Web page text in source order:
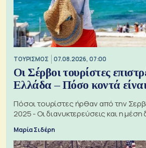
ΤΟΥΡΙΣΜΟΣ 07.08.2026, 07:00
Οι Σέρβοι τουρίστες
Ελλάδα – Πόσο κοντά
Πόσοι τουρίστες ήρθαν από την
2025 - Οι διανυκτερεύσεις και η
Μαρία Σιδέρη